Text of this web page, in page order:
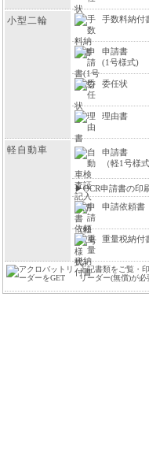
小型二輪 手数料納付
申請書
(1号様式)
委任状
理由書
軽自動車
申請書
（軽1号様式
▶OCR申請書の印
申請依頼書
重量税納付
上記書類をご覧・
リーダー(無償)が必